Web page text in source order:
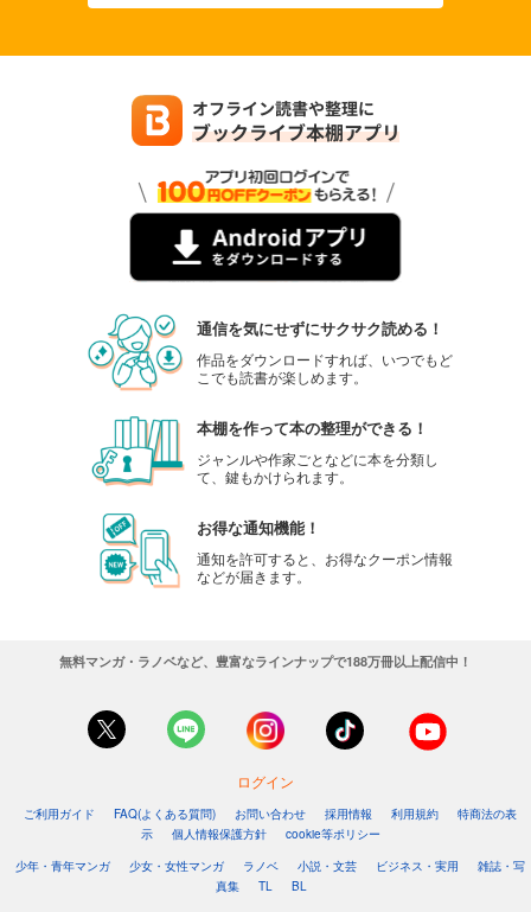
通信を気にせずにサクサク読める！
作品をダウンロードすれば、いつでもど
こでも読書が楽しめます。
本棚を作って本の整理ができる！
ジャンルや作家ごとなどに本を分類し
て、鍵もかけられます。
お得な通知機能！
通知を許可すると、お得なクーポン情報
などが届きます。
無料マンガ・ラノベなど、豊富なラインナップで188万冊以上配信中！
ログイン
ご利用ガイド FAQ(よくある質問) お問い合わせ 採用情報 利用規約
特商法の表
示
個人情報保護方針
cookie等ポリシー
少年・青年マンガ
少女・女性マンガ ラノベ 小説・文芸 ビジネス・実用
雑誌・写
真集
TL BL